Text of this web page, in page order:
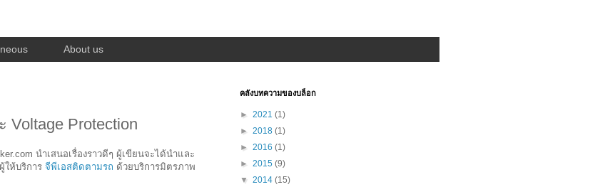
About us
Voltage Protection
นำเสนอเรื่องราวดีๆ ผู้เขียนจะได้นำและ
ให้บริการ จีพีเอสติดตามรถ ด้วยบริการมิตรภาพ
คลังบทความของบล็อก
► 2021 (1)
► 2018 (1)
► 2016 (1)
► 2015 (9)
▼ 2014 (15)